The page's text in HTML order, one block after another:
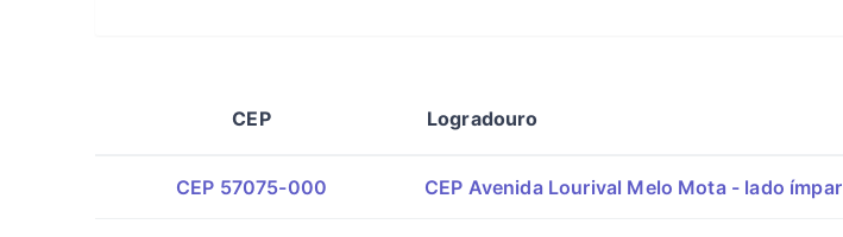
CEP Logradouro
CEP 57075-000 CEP Avenida Lourival Melo Mota - lado ímpar